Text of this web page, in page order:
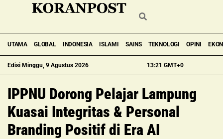
Edisi Minggu, 9 Agustus 2026 13:21 GMT+0
UTAMA GLOBAL INDONESIA ISLAMI SAINS TEKNOLOGI OPINI
IPPNU Dorong Pelajar Lampung
Kuasai Integritas & Personal
Branding Positif di Era AI